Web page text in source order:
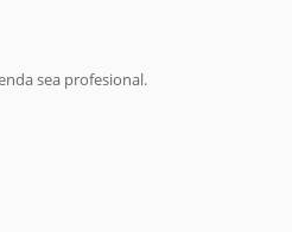
sea profesional.